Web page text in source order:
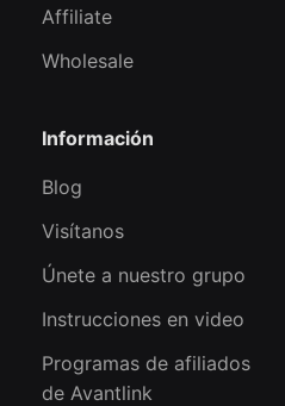
Affiliate
Wholesale
Información
Blog
Visítanos
Únete a nuestro grupo
Instrucciones en video
Programas de afiliados
de Avantlink